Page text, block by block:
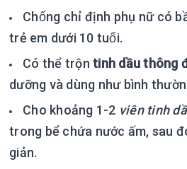
Chống chỉ định phụ nữ có
trẻ em dưới 10 tuổi.
Có thể trộn tinh dầu thông
dưỡng và dùng như bình
Cho khoảng 1-2 viên tinh
trong bể chứa nước ấm, sau
giản.